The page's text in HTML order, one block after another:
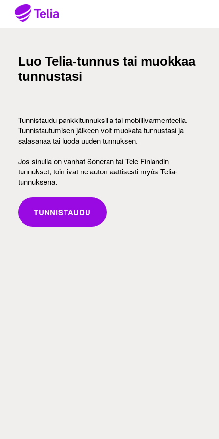
Luo Telia-tunnus tai muokkaa
tunnustasi
Tunnistaudu pankkitunnuksilla tai mobiilivarmenteella.
Tunnistautumisen jälkeen voit muokata tunnustasi ja
salasanaa tai luoda uuden tunnuksen.
Jos sinulla on vanhat Soneran tai Tele Finlandin
tunnukset, toimivat ne automaattisesti myös Telia-
tunnuksena.
TUNNISTAUDU